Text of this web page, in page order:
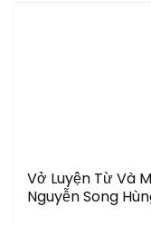
Vở Luyện Từ Và
Nguyễn Song